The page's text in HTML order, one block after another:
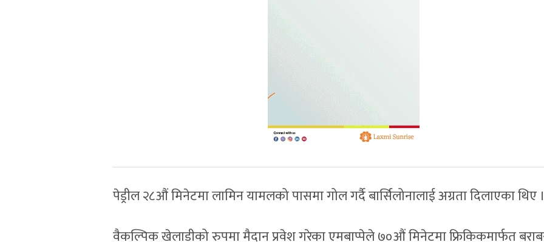
पेड्रील २८औं मिनेटमा लामिन यामलको पासमा गोल गर्दै बार्सिलोनालाई अग्रता दिलाएका थिए
वैकल्पिक खेलाडीको रुपमा मैदान प्रवेश गरेका एमबाप्पेले ७०औं मिनेटमा फ्रिकिकमार्फत